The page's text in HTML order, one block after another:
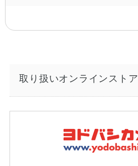
取り扱いオンラインストア